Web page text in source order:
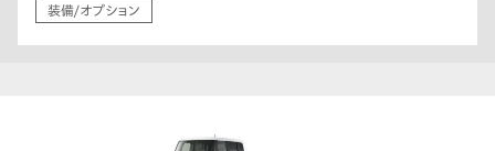
装備/オプション